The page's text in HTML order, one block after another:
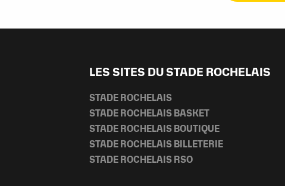
LES SITES DU STADE ROCHELAIS
STADE ROCHELAIS
STADE ROCHELAIS BASKET
STADE ROCHELAIS BOUTIQUE
STADE ROCHELAIS BILLETERIE
STADE ROCHELAIS RSO